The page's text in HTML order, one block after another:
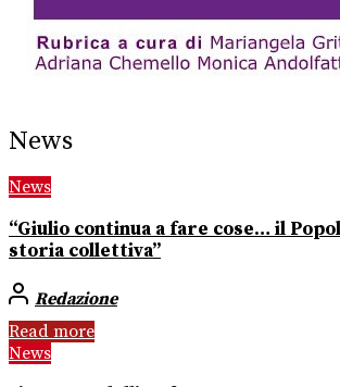
News
News
“Giulio continua a fare cose… il
storia collettiva”
Redazione
Read more
News